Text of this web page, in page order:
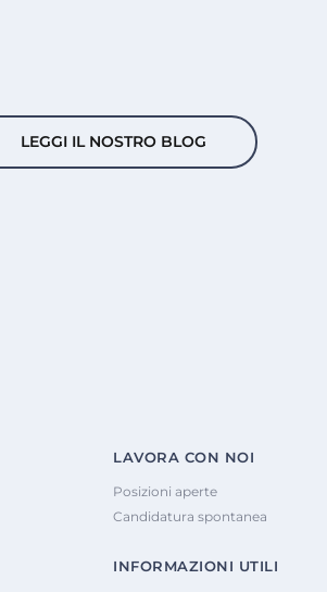
LEGGI IL NOSTRO BLOG
LAVORA CON NOI
Posizioni aperte
Candidatura spontanea
INFORMAZIONI UTILI